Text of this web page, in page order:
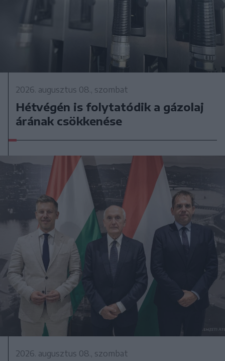
2026. augusztus 08., szombat
Hétvégén is folytatódik a gázolaj
árának csökkenése
2026. augusztus 08., szombat